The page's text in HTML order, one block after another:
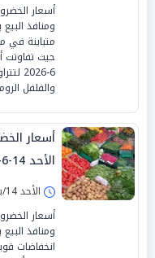
أسعار
ومنافذ
متباينة في
والفلفل الرومي
أسعار
الأحد 14-6-2026
الأحد 14/يونيو/2026 - 08:00 ص
أسعار
ومنافذ
انخفاضات